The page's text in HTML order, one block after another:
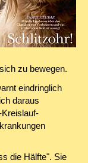
zu bewegen.
eindringlich
daraus
die Hälfte". Sie